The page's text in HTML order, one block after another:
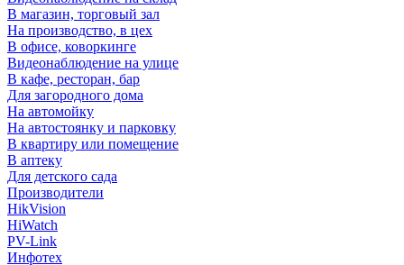
В магазин, торговый зал
На производство, в цех
В офисе, коворкинге
Видеонаблюдение на улице
В кафе, ресторан, бар
Для загородного дома
На автомойку
На автостоянку и парковку
В квартиру или помещение
В аптеку
Для детского сада
Производители
HikVision
HiWatch
PV-Link
Инфотех